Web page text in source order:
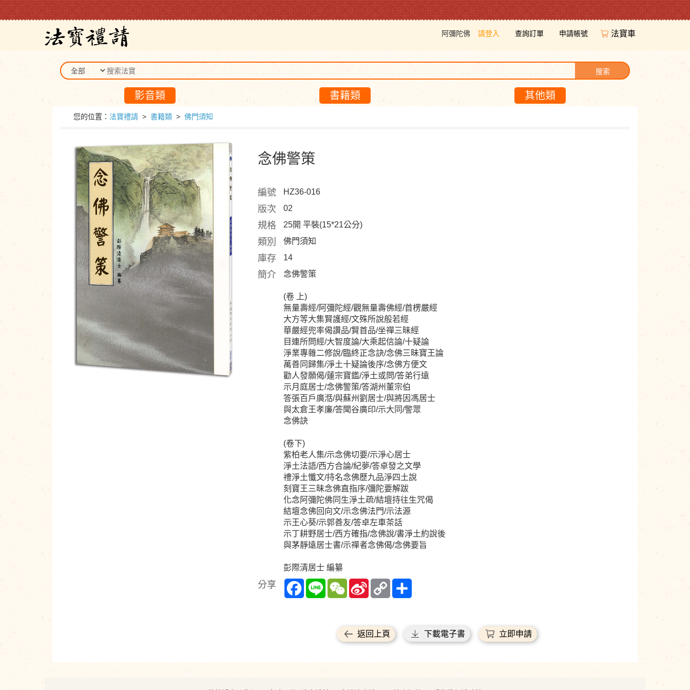
阿彌陀佛 請登入 查詢訂單 申請帳號 法寶車
搜索
影音類 書籍類 其他類
您的位置： 法寶禮請 > 書籍類 > 佛門須知
念佛警策
編號 HZ36-016
版次 02
規格 25開 平裝(15*21公分)
類別 佛門須知
庫存 14
簡介 念佛警策
(卷 上)
無量壽經/阿彌陀經/觀無量壽佛經/首楞嚴經
大方等大集賢護經/文殊所說般若經
華嚴經兜率偈讚品/賢首品/坐禪三昧經
目連所問經/大智度論/大乘起信論/十疑論
淨業專雜二修說/臨終正念訣/念佛三昧寶王論
萬善同歸集/淨土十疑論後序/念佛方便文
勸人發願偈/蓮宗寶鑑/淨土或問/答弟行遠
示月庭居士/念佛警策/答湖州董宗伯
答張百戶廣湉/與蘇州劉居士/與將因馮居士
與太倉王孝廉/答聞谷廣印/示大同/警眾
念佛訣
(卷下)
紫柏老人集/示念佛切要/示淨心居士
淨土法語/西方合論/紀夢/答卓發之文學
禮淨土懺文/持名念佛歷九品淨四土說
刻寶王三昧念佛直指序/彌陀要解跋
化念阿彌陀佛同生淨土疏/結壇持往生咒偈
結壇念佛回向文/示念佛法門/示法源
示王心葵/示郭善友/答卓左車茶話
示丁耕野居士/西方確指/念佛說/書淨土約說後
與茅靜遠居士書/示禪者念佛偈/念佛要旨
彭際清居士 編纂
分享 Facebook
Line WeChatSina
Weibo
Copy
Link
Share
返回上頁 下載電子書 立即申請